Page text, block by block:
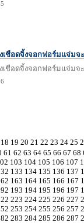
เชือดจิ้งจอกฟอร์มแจ่ม
เชือดจิ้งจอกฟอร์มแจ่ม
18 19 20 21 22 23 24 25
61 62 63 64 65 66 67 68
103 104 105 106 107
133 134 135 136 137
163 164 165 166 167
193 194 195 196 197
223 224 225 226 227
253 254 255 256 257
283 284 285 286 287